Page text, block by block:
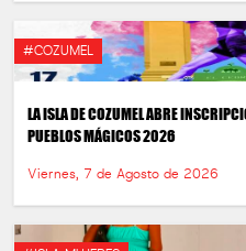
#COZUMEL
LA ISLA DE COZUMEL ABRE
PUEBLOS MÁGICOS 2026
Viernes, 7 de Agosto de 2026